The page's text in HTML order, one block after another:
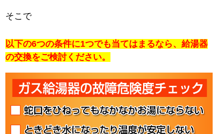
そこで
以下の6つの条件に1つでも当てはまるなら、給湯器
の交換をご検討ください。